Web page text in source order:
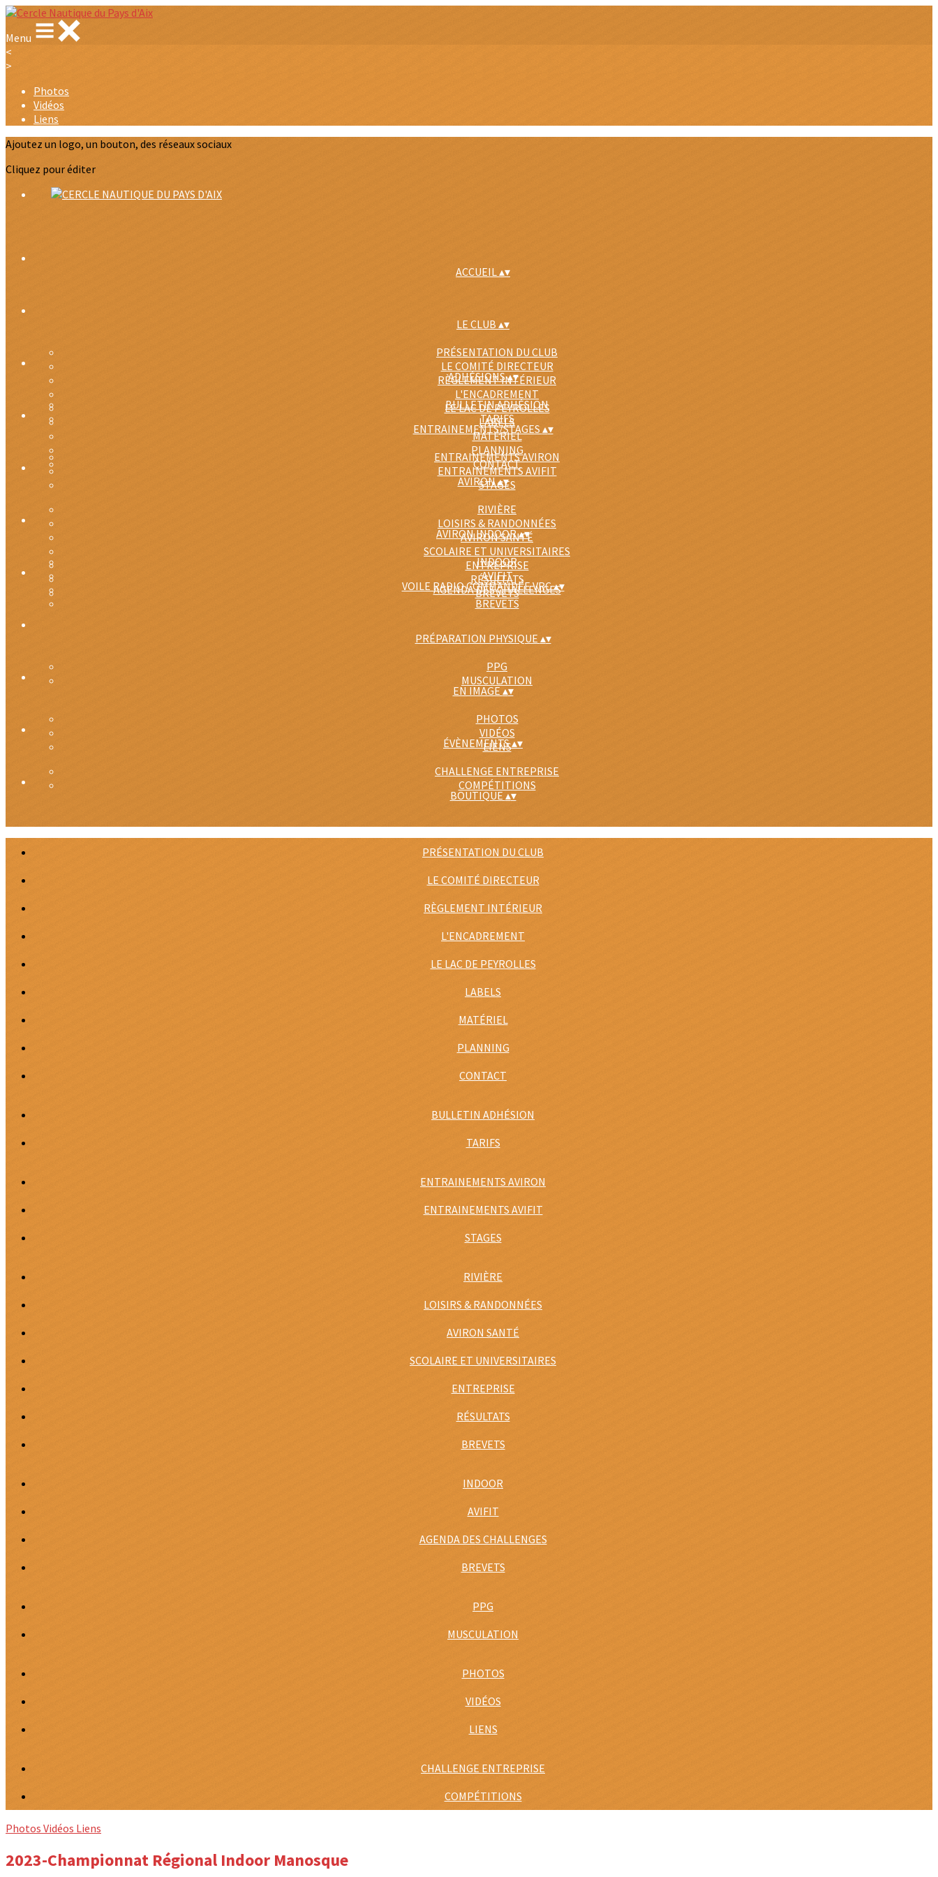
Menu
<
>
Photos
Vidéos
Liens
Ajoutez un logo, un bouton, des réseaux sociaux
Cliquez pour éditer
ACCUEIL▴▾
LE CLUB ▴▾
PRÉSENTATION DU CLUB
LE COMITÉ DIRECTEUR
RÈGLEMENT INTÉRIEUR
L'ENCADREMENT
LE LAC DE PEYROLLES
LABELS
MATÉRIEL
PLANNING
CONTACT
ADHÉSIONS▴▾
BULLETIN ADHÉSION
TARIFS
ENTRAINEMENTS/STAGES ▴▾
ENTRAINEMENTS AVIRON
ENTRAINEMENTS AVIFIT
STAGES
AVIRON▴▾
RIVIÈRE
LOISIRS & RANDONNÉES
AVIRON SANTÉ
SCOLAIRE ET UNIVERSITAIRES
ENTREPRISE
RÉSULTATS
BREVETS
AVIRON INDOOR▴▾
INDOOR
AVIFIT
AGENDA DES CHALLENGES
BREVETS
VOILE RADIO COMMANDÉE VRC▴▾
PRÉPARATION PHYSIQUE ▴▾
PPG
MUSCULATION
EN IMAGE ▴▾
PHOTOS
VIDÉOS
LIENS
ÉVÈNEMENTS▴▾
CHALLENGE ENTREPRISE
COMPÉTITIONS
BOUTIQUE ▴▾
PRÉSENTATION DU CLUB
LE COMITÉ DIRECTEUR
RÈGLEMENT INTÉRIEUR
L'ENCADREMENT
LE LAC DE PEYROLLES
LABELS
MATÉRIEL
PLANNING
CONTACT
BULLETIN ADHÉSION
TARIFS
ENTRAINEMENTS AVIRON
ENTRAINEMENTS AVIFIT
STAGES
RIVIÈRE
LOISIRS & RANDONNÉES
AVIRON SANTÉ
SCOLAIRE ET UNIVERSITAIRES
ENTREPRISE
RÉSULTATS
BREVETS
INDOOR
AVIFIT
AGENDA DES CHALLENGES
BREVETS
PPG
MUSCULATION
PHOTOS
VIDÉOS
LIENS
CHALLENGE ENTREPRISE
COMPÉTITIONS
Photos Vidéos Liens
2023-Championnat Régional Indoor Manosque